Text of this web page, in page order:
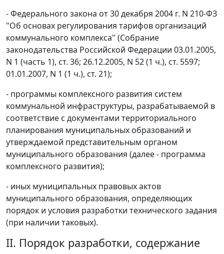
- Федерального закона от 30 декабря 2004 г. N 210-ФЗ
"Об основах регулирования тарифов организаций
коммунального комплекса" (Собрание
законодательства Российской Федерации 03.01.2005,
N 1 (часть 1), ст. 36; 26.12.2005, N 52 (1 ч.), ст. 5597;
01.01.2007, N 1 (1 ч.), ст. 21);
- программы комплексного развития систем
коммунальной инфраструктуры, разрабатываемой в
соответствие с документами территориального
планирования муниципальных образований и
утверждаемой представительным органом
муниципального образования (далее - программа
комплексного развития);
- иных муниципальных правовых актов
муниципального образования, определяющих
порядок и условия разработки технического задания
(при наличии таковых).
II. Порядок разработки, содержание